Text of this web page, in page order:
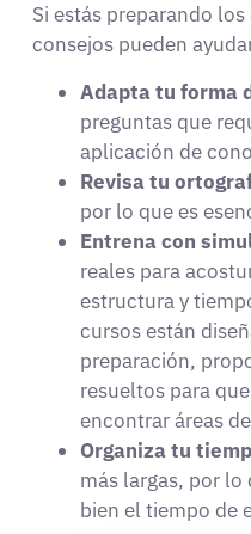
Si estás preparando
consejos pueden
Adapta tu forma
preguntas que
aplicación de
Revisa tu
por lo que es
Entrena con
reales para
estructura y
cursos están
preparación,
resueltos para
encontrar áreas
Organiza tu
más largas, por lo
bien el tiempo de